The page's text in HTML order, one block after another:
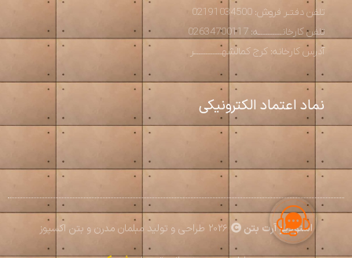
تلفن دفتـر فروش: 02191034500
تلفن کارخانــــــــــه: 02634700117
آدرس کارخانه: کرج کمالشهــــــــــــر
نماد اعتماد الکترونیکی
استودیو آرت بتن